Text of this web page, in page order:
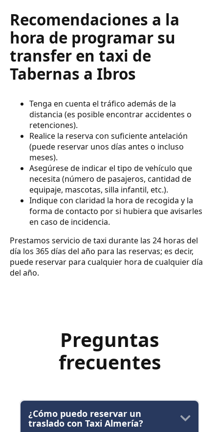
Recomendaciones a la
hora de programar su
transfer en taxi de
Tabernas a Ibros
Tenga en cuenta el tráfico además de la
distancia (es posible encontrar accidentes o
retenciones).
Realice la reserva con suficiente antelación
(puede reservar unos días antes o incluso
meses).
Asegúrese de indicar el tipo de vehículo que
necesita (número de pasajeros, cantidad de
equipaje, mascotas, silla infantil, etc.).
Indique con claridad la hora de recogida y la
forma de contacto por si hubiera que avisarles
en caso de incidencia.
Prestamos servicio de taxi durante las 24 horas del
día los 365 días del año para las reservas; es decir,
puede reservar para cualquier hora de cualquier día
del año.
Preguntas
frecuentes
¿Cómo puedo reservar un
traslado con Taxi Almería?